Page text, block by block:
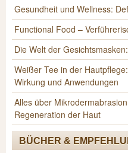
Gesundheit und Wellness:
Functional Food –
Die Welt der
Weißer Tee in der
Wirkung und Anwendungen
Alles über
Regeneration der Haut
BÜCHER &